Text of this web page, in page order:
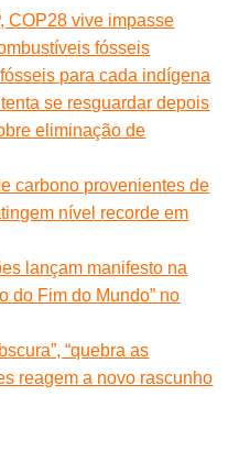
COP28 vive impasse
fósseis
para cada indígena
se resguardar depois
eliminação de
carbono provenientes de
nível recorde em
lançam manifesto na
do Fim do Mundo” no
“quebra as
reagem a novo rascunho